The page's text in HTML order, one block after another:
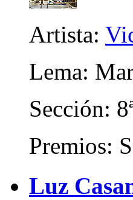
Artista:
Lema:
Sección:
Premios:
Luz